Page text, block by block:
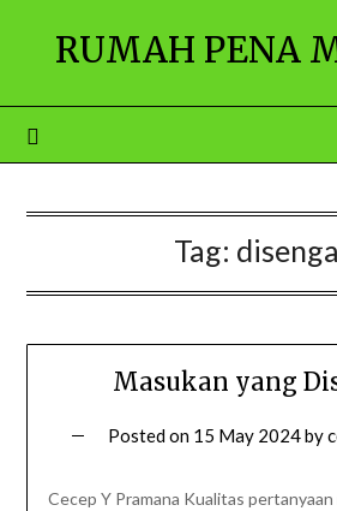
RUMAH PENA
Tag:
Masukan yang
Posted on 15 May 2024by
Cecep Y Pramana Kualitas